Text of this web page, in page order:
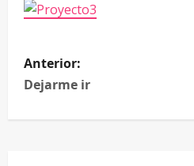
Anterior:
Dejarme ir